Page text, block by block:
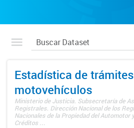
Estadística de
motovehículos
Ministerio de Justicia. Subsecretaría de
Registrales. Dirección Nacional de los
Nacionales de la Propiedad del Automotor
Créditos ...